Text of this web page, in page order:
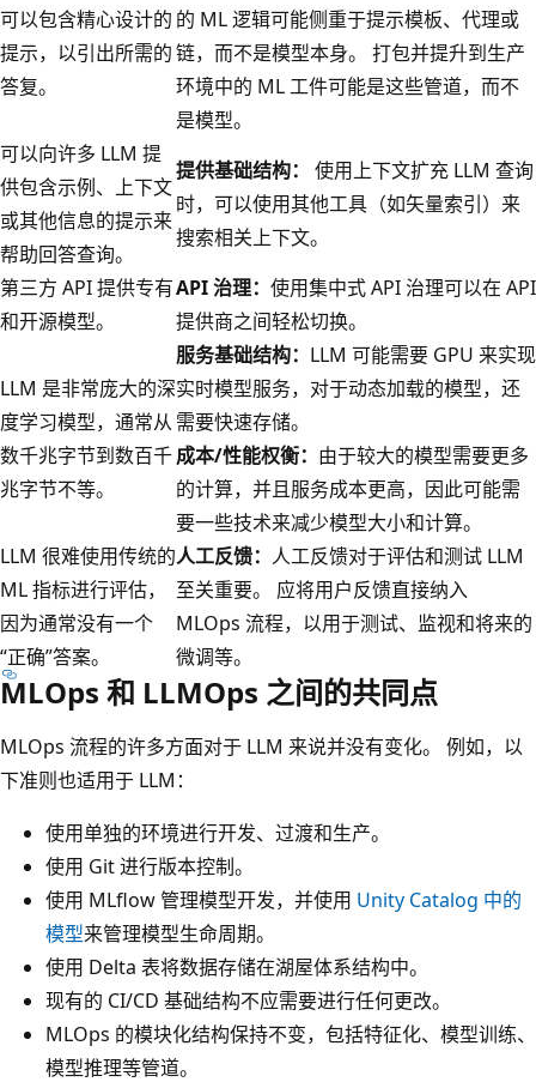
可以包含精心设计的
提示，以引出所需的
答复。
的 ML 逻辑可能侧重于提示模板、代理或
链，而不是模型本身。 打包并提升到生产
环境中的 ML 工件可能是这些管道，而不
是模型。
可以向许多 LLM 提
供包含示例、上下文
或其他信息的提示来
帮助回答查询。
提供基础结构：
使用上下文扩充 LLM 查询
时，可以使用其他工具（如矢量索引）来
搜索相关上下文。
第三方 API 提供专有
和开源模型。
API 治理： 使用集中式 API 治理可以在 API
提供商之间轻松切换。
LLM 是非常庞大的深
度学习模型，通常从
数千兆字节到数百千
兆字节不等。
服务基础结构： LLM 可能需要 GPU 来实现
实时模型服务，对于动态加载的模型，还
需要快速存储。
成本/性能权衡： 由于较大的模型需要更多
的计算，并且服务成本更高，因此可能需
要一些技术来减少模型大小和计算。
LLM 很难使用传统的
ML 指标进行评估，
因为通常没有一个
“正确”答案。
人工反馈： 人工反馈对于评估和测试 LLM
至关重要。 应将用户反馈直接纳入
MLOps 流程，以用于测试、监视和将来的
微调等。
MLOps 和 LLMOps 之间的共同点
MLOps 流程的许多方面对于 LLM 来说并没有变化。 例如，以
下准则也适用于 LLM：
使用单独的环境进行开发、过渡和生产。
使用 Git 进行版本控制。
使用 MLflow 管理模型开发，并使用 Unity Catalog 中的
模型来管理模型生命周期。
使用 Delta 表将数据存储在湖屋体系结构中。
现有的 CI/CD 基础结构不应需要进行任何更改。
MLOps 的模块化结构保持不变，包括特征化、模型训练、
模型推理等管道。